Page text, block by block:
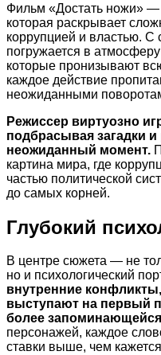
Фильм «Достать ножи» —
которая раскрывает
коррупцией и властью. С
погружается в
которые пронизывают
каждое действие
неожиданными
Режиссер виртуозно
подбрасывая загадки
неожиданный момент.
картина мира, где
частью политической
до самых корней.
Глубокий
В центре сюжета — не
но и психологический
внутренние
выступают на первый
более
персонажей, каждое
ставки выше, чем